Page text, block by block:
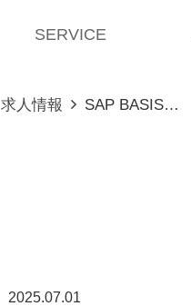
SERVICE
求人情報 SAP BASIS…
2025.07.01